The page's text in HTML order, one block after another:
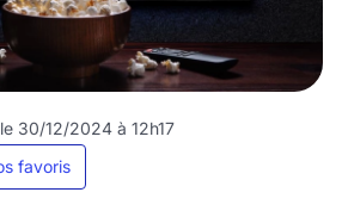
30/12/2024 à 12h17
favoris